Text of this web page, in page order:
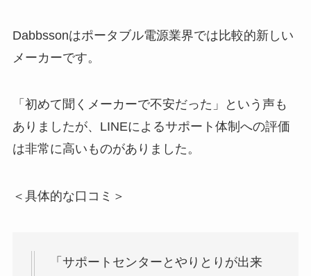
Dabbssonはポータブル電源業界では比較的新しい
メーカーです。
「初めて聞くメーカーで不安だった」という声も
ありましたが、LINEによるサポート体制への評価
は非常に高いものがありました。
＜具体的な口コミ＞
「サポートセンターとやりとりが出来